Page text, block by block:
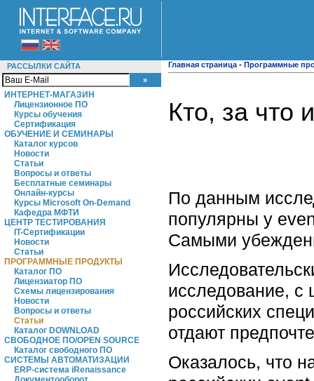
РАССЫЛКИ САЙТА
ИНТЕРНЕТ-МАГАЗИН
Лицензионное ПО
Курсы обучения
Сертификация
ОБУЧЕНИЕ И СЕМИНАРЫ
Каталог курсов
Новости
Статьи
Вопросы и ответы
Бесплатные семинары
Онлайн-курсы
Курсы Microsoft On-Demand
Кафедра МФТИ
ЦЕНТР ТЕСТИРОВАНИЯ
IT-Сертификации
Новости
Статьи
ПРОГРАММНЫЕ ПРОДУКТЫ
Каталог ПО
Лицензиатор ПО
Схемы лицензирования
Новости
Вопросы и ответы
Статьи
Каталог DOWNLOAD
СВОБОДНОЕ ПО/OPEN SOURCE
Каталог свободного ПО
СИСТЕМЫ АВТОМАТИЗАЦИИ
ERP-система iRenaissance
Главная страница - Программные
Кто, за что
По данным
популярны у
Самыми
исследование, с
российских
отдают
Оказалось, что